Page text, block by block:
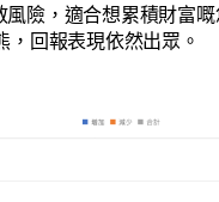
風險，適合想累積財富
，回報表現依然出眾。